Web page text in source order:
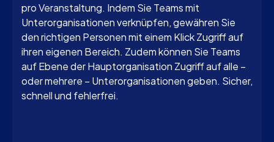
pro Veranstaltung. Indem Sie Teams mit
Unterorganisationen verknüpfen, gewähren Sie
den richtigen Personen mit einem Klick Zugriff auf
ihren eigenen Bereich. Zudem können Sie Teams
auf Ebene der Hauptorganisation Zugriff auf alle –
oder mehrere – Unterorganisationen geben. Sicher,
schnell und fehlerfrei.